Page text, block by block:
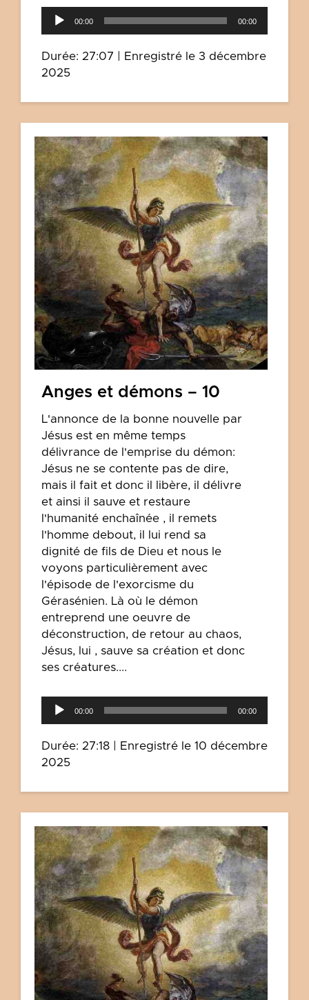
00:00 00:00
Durée: 27:07
Enregistré le 3 décembre
2025
Anges et démons – 10
L'annonce de la bonne nouvelle par
Jésus est en même temps
délivrance de l'emprise du démon:
Jésus ne se contente pas de dire,
mais il fait et donc il libère, il délivre
et ainsi il sauve et restaure
l'humanité enchaînée , il remets
l'homme debout, il lui rend sa
dignité de fils de Dieu et nous le
voyons particulièrement avec
l'épisode de l'exorcisme du
Gérasénien. Là où le démon
entreprend une oeuvre de
déconstruction, de retour au chaos,
Jésus, lui , sauve sa création et donc
ses créatures....
00:00 00:00
Durée: 27:18
Enregistré le 10 décembre
2025